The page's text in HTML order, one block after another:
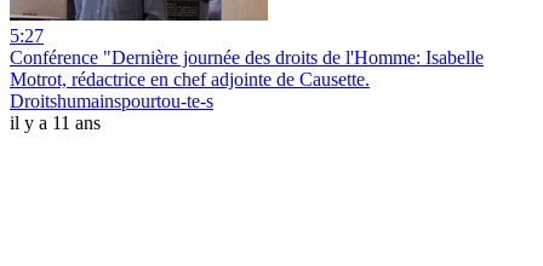
5:27
Conférence "Dernière journée des droits de l'Homme: Isabelle
Motrot, rédactrice en chef adjointe de Causette.
Droitshumainspourtou-te-s
il y a 11 ans